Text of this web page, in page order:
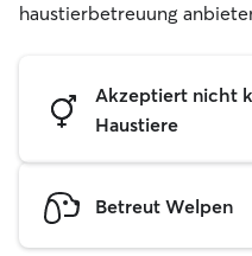
haustierbetreuung
Akzeptiert nicht
Haustiere
Betreut Welpen